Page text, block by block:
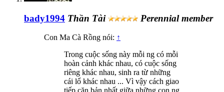
bady1994 Thần Tài Perennial member
Con Ma Cà Rồng nói: ↑
Trong cuộc sống này mỗi ng có mỗi
hoàn cảnh khác nhau, có cuộc sống
riêng khác nhau, sinh ra từ những
cái lổ khác nhau ... Vì vậy cách giao